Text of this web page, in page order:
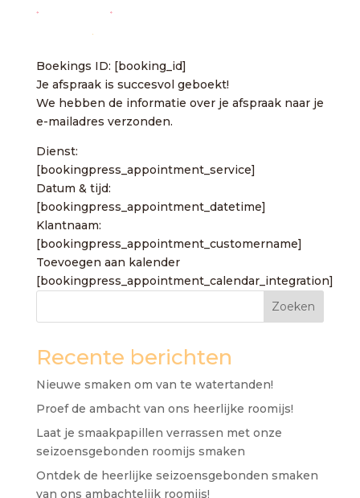
Boekings ID: [booking_id]
Je afspraak is succesvol geboekt!
We hebben de informatie over je afspraak naar je
e-mailadres verzonden.
Dienst:
[bookingpress_appointment_service]
Datum & tijd:
[bookingpress_appointment_datetime]
Klantnaam:
[bookingpress_appointment_customername]
Toevoegen aan kalender
[bookingpress_appointment_calendar_integration]
Zoeken
Recente berichten
Nieuwe smaken om van te watertanden!
Proef de ambacht van ons heerlijke roomijs!
Laat je smaakpapillen verrassen met onze
seizoensgebonden roomijs smaken
Ontdek de heerlijke seizoensgebonden smaken
van ons ambachtelijk roomijs!